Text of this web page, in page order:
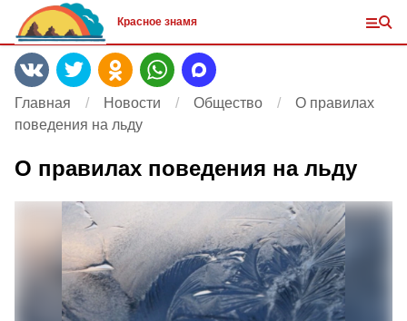
Красное знамя
Главная Новости Общество
О правилах
поведения на льду
О правилах поведения на льду